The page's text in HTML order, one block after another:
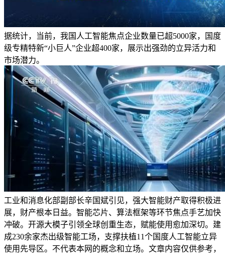
据统计，当前，我国人工智能焦点企业数量已超5000家，国度
级专精特新“小巨人”企业超400家，展示出强劲的立异活力和
市场潜力。
工业和消息化部副部长辛国斌引见，强大智能财产取得积极进
展，财产根本日益。智能芯片、算法框架等环节焦点手艺加快
冲破。开源大模子引领全球创重生态，赋能使用愈加深切。建
成230余家杰出级智能工场，支撑扶植11个国度人工智能立异
使用先导区。不代表本网的概念和立场。文章内容仅供参考，